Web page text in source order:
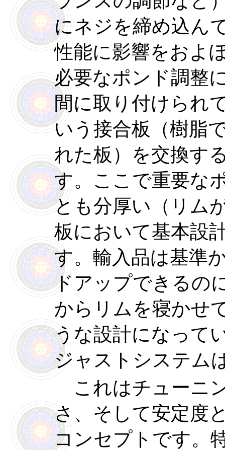
にネジを締め込ん
性能に影響をおよ
必要なポンド調整
間に取り付けられ
いう接合板（樹脂
れた板）を交換す
す。ここで重要な
とも分厚い（リム
板において基本設
す。輸入品は基準
ドアップできるの
からリムを寝かせ
うな設計になって
ジャストシステム
これはチューニ
さ、そして安定度
コンセプトです。